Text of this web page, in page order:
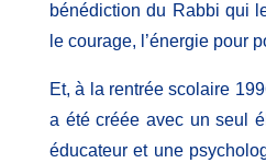
bénédiction du Rabbi qui
le courage, l’énergie pour
Et, à la rentrée scolaire
a été créée avec un seul
éducateur et une